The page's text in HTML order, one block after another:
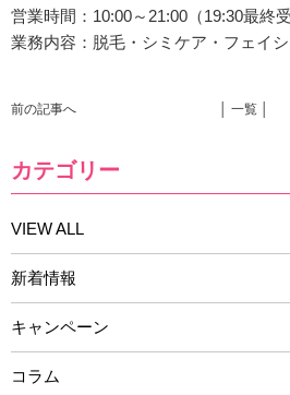
営業時間：10:00～21:00（19:30最
業務内容：脱毛・シミケア・フェイ
前の記事へ │ 一覧 │
カテゴリー
VIEW ALL
新着情報
キャンペーン
コラム